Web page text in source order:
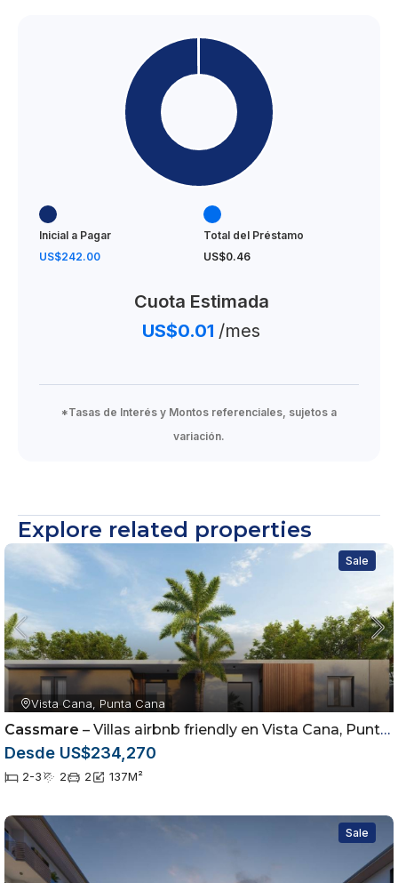
Inicial a Pagar
US$242.00
Total del Préstamo
US$0.46
Cuota Estimada
US$0.01 /mes
*Tasas de Interés y Montos referenciales, sujetos a
variación.
Explore related properties
Sale
Vista Cana, Punta Cana
Cassmare – Villas airbnb friendly en Vista Cana, Punta Cana
Desde US$234,270
2-3 2 2 137M²
Sale